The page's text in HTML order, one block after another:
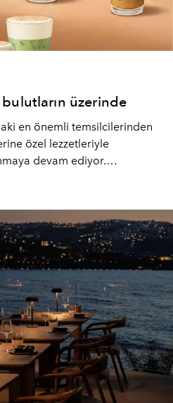
üzerinde
en önemli temsilcilerinden
özel lezzetleriyle
devam ediyor.
Blended Beverage çeşitleri
keyfine lezzet katıyor.